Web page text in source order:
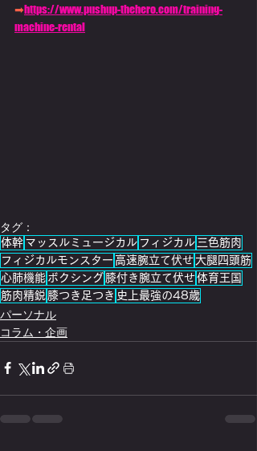
➡https://www.pushup-thehero.com/training-
machine-rental
タグ：
体幹 マッスルミュージカル フィジカル 三色筋肉
フィジカルモンスター 高速腕立て伏せ大腿四頭筋
心肺機能 ボクシング 膝付き腕立て伏せ体育王国
筋肉精鋭 膝つき足つき 史上最強の48歳
パーソナル
コラム・企画